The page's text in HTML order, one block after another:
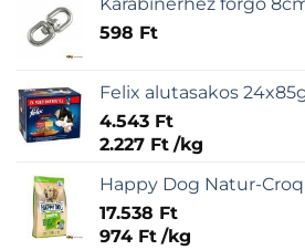
Karabínerhez forgó
598 Ft
Felix alutasakos
4.543 Ft
2.227 Ft /kg
Happy Dog Natur-
17.538 Ft
974 Ft /kg